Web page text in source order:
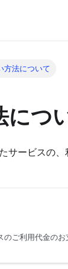
方法について
につ
サービスの